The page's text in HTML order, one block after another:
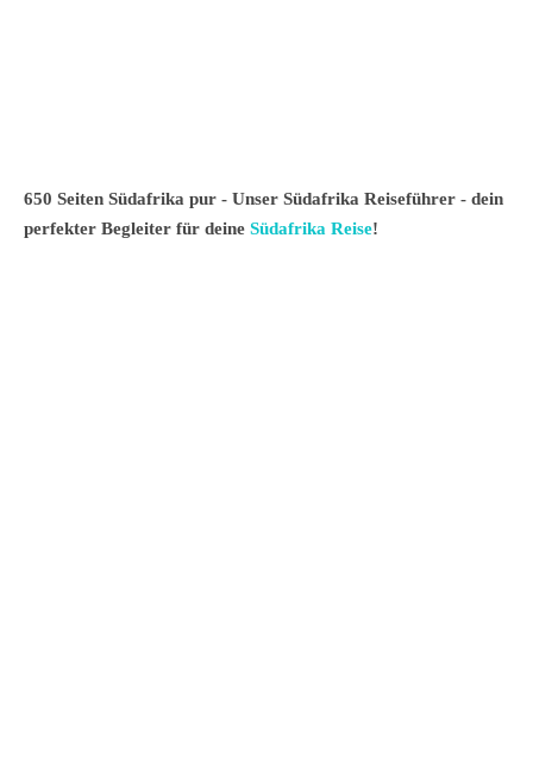
650 Seiten Südafrika pur - Unser Südafrika Reiseführer - dein
perfekter Begleiter für deine Südafrika Reise!